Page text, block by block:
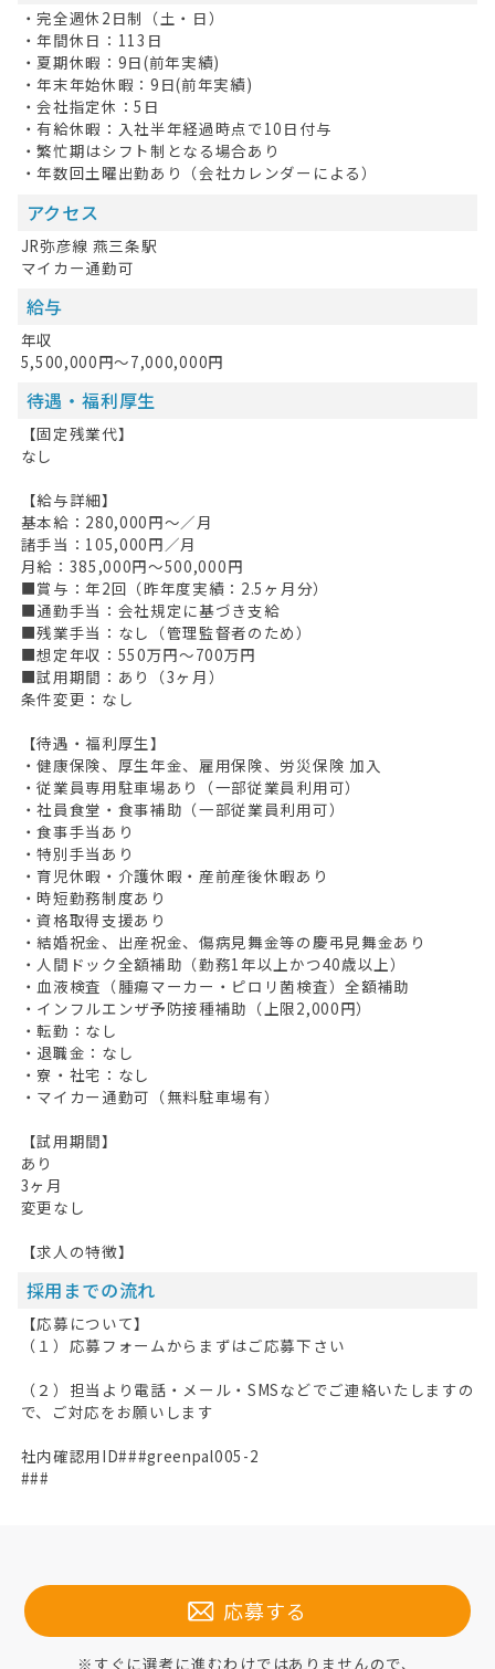
・完全週休2日制（土・日）
・年間休日：113日
・夏期休暇：9日(前年実績)
・年末年始休暇：9日(前年実績)
・会社指定休：5日
・有給休暇：入社半年経過時点で10日付与
・繁忙期はシフト制となる場合あり
・年数回土曜出勤あり（会社カレンダーによる）
アクセス
JR弥彦線 燕三条駅
マイカー通勤可
給与
年収
5,500,000円～7,000,000円
待遇・福利厚生
【固定残業代】
なし
【給与詳細】
基本給：280,000円〜／月
諸手当：105,000円／月
月給：385,000円〜500,000円
■賞与：年2回（昨年度実績：2.5ヶ月分）
■通勤手当：会社規定に基づき支給
■残業手当：なし（管理監督者のため）
■想定年収：550万円〜700万円
■試用期間：あり（3ヶ月）
条件変更：なし
【待遇・福利厚生】
・健康保険、厚生年金、雇用保険、労災保険 加入
・従業員専用駐車場あり（一部従業員利用可）
・社員食堂・食事補助（一部従業員利用可）
・食事手当あり
・特別手当あり
・育児休暇・介護休暇・産前産後休暇あり
・時短勤務制度あり
・資格取得支援あり
・結婚祝金、出産祝金、傷病見舞金等の慶弔見舞金あり
・人間ドック全額補助（勤務1年以上かつ40歳以上）
・血液検査（腫瘍マーカー・ピロリ菌検査）全額補助
・インフルエンザ予防接種補助（上限2,000円）
・転勤：なし
・退職金：なし
・寮・社宅：なし
・マイカー通勤可（無料駐車場有）
【試用期間】
あり
3ヶ月
変更なし
【求人の特徴】
採用までの流れ
【応募について】
（１）応募フォームからまずはご応募下さい
（２）担当より電話・メール・SMSなどでご連絡いたしますの
で、ご対応をお願いします
社内確認用ID###greenpal005-2
###
応募する
※すぐに選考に進むわけではありませんので、